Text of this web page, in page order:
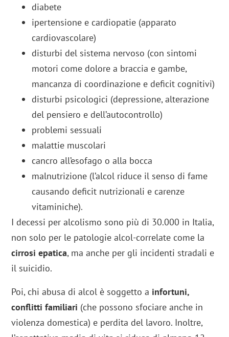
diabete
ipertensione e cardiopatie (apparato
cardiovascolare)
disturbi del sistema nervoso (con sintomi
motori come dolore a braccia e gambe,
mancanza di coordinazione e deficit cognitivi)
disturbi psicologici (depressione, alterazione
del pensiero e dell’autocontrollo)
problemi sessuali
malattie muscolari
cancro all’esofago o alla bocca
malnutrizione (l’alcol riduce il senso di fame
causando deficit nutrizionali e carenze
vitaminiche).
I decessi per alcolismo sono più di 30.000 in Italia,
non solo per le patologie alcol-correlate come la
cirrosi epatica, ma anche per gli incidenti stradali e
il suicidio.
Poi, chi abusa di alcol è soggetto a infortuni,
conflitti familiari (che possono sfociare anche in
violenza domestica) e perdita del lavoro. Inoltre,